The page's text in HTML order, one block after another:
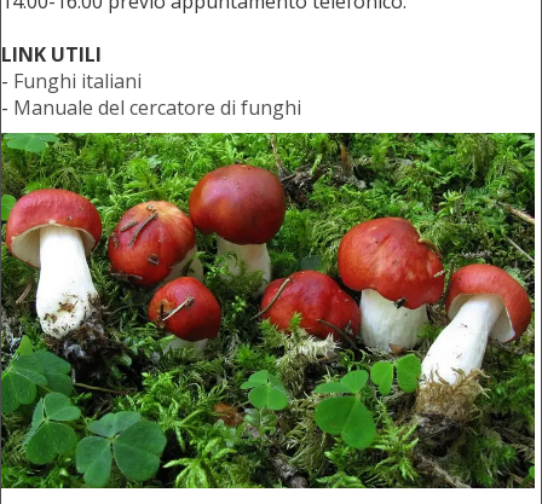
LINK UTILI
- Funghi italiani
- Manuale del cercatore di funghi